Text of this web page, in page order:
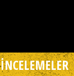
İNCELEMELER